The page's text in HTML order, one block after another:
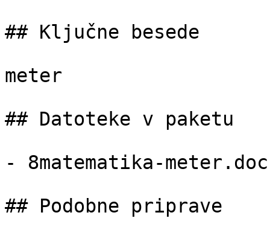
## Ključne besede
meter
## Datoteke v paketu
- 8matematika-
## Podobne priprave